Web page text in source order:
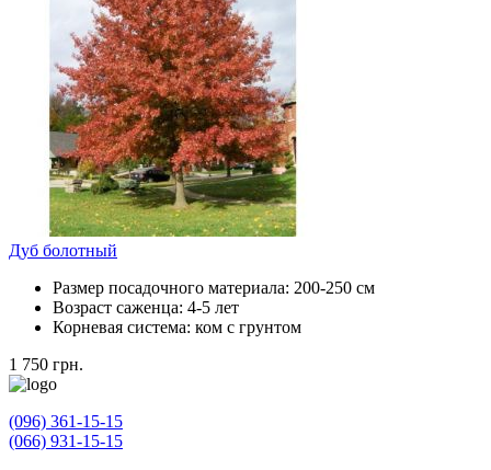
Дуб болотный
Размер посадочного материала: 200-250 см
Возраст саженца: 4-5 лет
Корневая система: ком с грунтом
1 750 грн.
(096) 361-15-15
(066) 931-15-15